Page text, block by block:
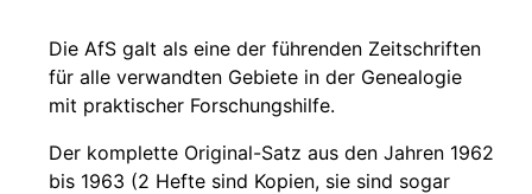
Die AfS galt als eine der führenden Zeitschriften
für alle verwandten Gebiete in der Genealogie
mit praktischer Forschungshilfe.
Der komplette Original-Satz aus den Jahren 1962
bis 1963 (2 Hefte sind Kopien, sie sind sogar